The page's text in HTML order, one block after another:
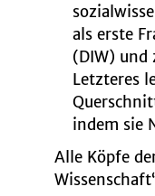
als erste
(DIW) und
Letzteres
indem sie
Alle Köpfe